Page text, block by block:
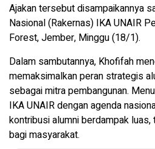
Ajakan tersebut disampaikannya
Nasional (Rakernas) IKA UNAIR
Forest, Jember, Minggu (18/1).
Dalam sambutannya, Khofifah
memaksimalkan peran strategis
sebagai mitra pembangunan.
IKA UNAIR dengan agenda
kontribusi alumni berdampak luas,
bagi masyarakat.